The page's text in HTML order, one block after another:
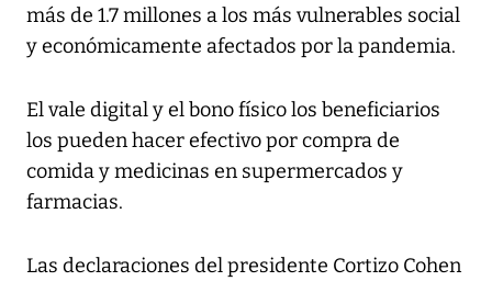
más de 1.7 millones a los más vulnerables social
y económicamente afectados por la pandemia.
El vale digital y el bono físico los beneficiarios
los pueden hacer efectivo por compra de
comida y medicinas en supermercados y
farmacias.
Las declaraciones del presidente Cortizo Cohen